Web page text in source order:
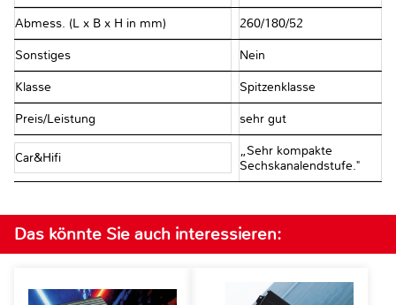
Abmess. (L x B x H in mm) 260/180/52
Sonstiges Nein
Klasse Spitzenklasse
Preis/Leistung sehr gut
Car&Hifi
„Sehr kompakte
Sechskanalendstufe."
Das könnte Sie auch interessieren: